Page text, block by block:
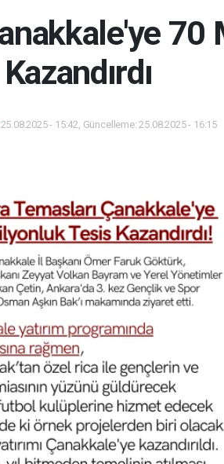
Kazandırdı
25.08.2025 - 15:42, Güncelleme: 25.08.2025 - 16:15